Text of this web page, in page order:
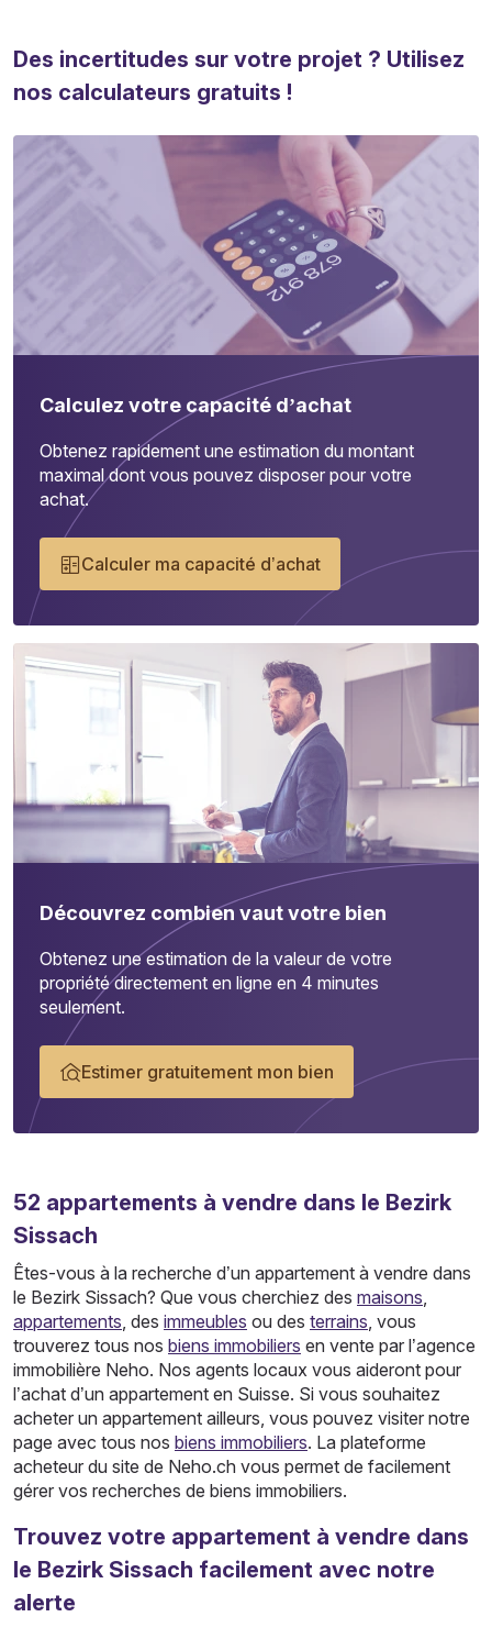
Des incertitudes sur votre projet ? Utilisez
nos calculateurs gratuits !
Calculez votre capacité d’achat
Obtenez rapidement une estimation du montant
maximal dont vous pouvez disposer pour votre
achat.
Calculer ma capacité d’achat
Découvrez combien vaut votre bien
Obtenez une estimation de la valeur de votre
propriété directement en ligne en 4 minutes
seulement.
Estimer gratuitement mon bien
52 appartements à vendre dans le Bezirk
Sissach
Êtes-vous à la recherche d’un appartement à vendre dans
le Bezirk Sissach? Que vous cherchiez des maisons,
appartements, des immeubles ou des terrains, vous
trouverez tous nos biens immobiliers en vente par l’agence
immobilière Neho. Nos agents locaux vous aideront pour
l’achat d’un appartement en Suisse. Si vous souhaitez
acheter un appartement ailleurs, vous pouvez visiter notre
page avec tous nos biens immobiliers. La plateforme
acheteur du site de Neho.ch vous permet de facilement
gérer vos recherches de biens immobiliers.
Trouvez votre appartement à vendre dans
le Bezirk Sissach facilement avec notre
alerte